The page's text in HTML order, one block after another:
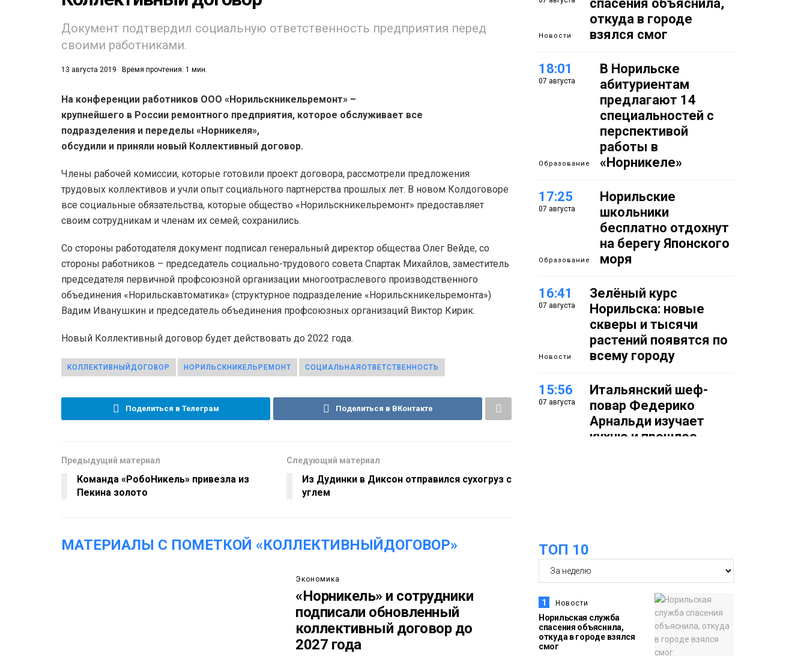
Документ подтвердил социальную ответственность предприятия перед
своими работниками.
13 августа 2019 Время прочтения: 1 мин.
На конференции работников ООО «Норильскникельремонт» –
крупнейшего в России ремонтного предприятия, которое обслуживает все
подразделения и переделы «Норникеля»,
обсудили и приняли новый Коллективный договор.
Члены рабочей комиссии, которые готовили проект договора, рассмотрели предложения
трудовых коллективов и учли опыт социального партнерства прошлых лет. В новом Колдоговоре
все социальные обязательства, которые общество «Норильскникельремонт» предоставляет
своим сотрудникам и членам их семей, сохранились.
Со стороны работодателя документ подписал генеральный директор общества Олег Вейде, со
стороны работников – председатель социально-трудового совета Спартак Михайлов, заместитель
председателя первичной профсоюзной организации многоотраслевого производственного
объединения «Норильскавтоматика» (структурное подразделение «Норильскникельремонта»)
Вадим Иванушкин и председатель объединения профсоюзных организаций Виктор Кирик.
Новый Коллективный договор будет действовать до 2022 года.
КОЛЛЕКТИВНЫЙДОГОВОР НОРИЛЬСКНИКЕЛЬРЕМОНТ СОЦИАЛЬНАЯОТВЕТСТВЕННОСТЬ
Поделиться в Телеграм Поделиться в ВКонтакте
Предыдущий материал
Команда «РобоНикель» привезла из
Пекина золото
Следующий материал
Из Дудинки в Диксон отправился сухогруз с
углем
МАТЕРИАЛЫ С ПОМЕТКОЙ «КОЛЛЕКТИВНЫЙДОГОВОР»
Экономика
«Норникель» и сотрудники
подписали обновленный
коллективный договор до
2027 года
Новости
спасения объяснила,
откуда в городе
взялся смог
18:01
07 августа
Образование
В Норильске
абитуриентам
предлагают 14
специальностей с
перспективой
работы в
«Норникеле»
17:25
07 августа
Образование
Норильские
школьники
бесплатно отдохнут
на берегу Японского
моря
16:41
07 августа
Новости
Зелёный курс
Норильска: новые
скверы и тысячи
растений появятся по
всему городу
15:56
07 августа
Итальянский шеф-
повар Федерико
Арнальди изучает
кухню и прошлое
Спорт
14:30
07 августа
Новости
Ленинский проспект
частично закроют в
связи с Днём
рождения «Башни»
ТОП 10
1 Новости
Норильская служба
спасения объяснила,
откуда в городе взялся
смог